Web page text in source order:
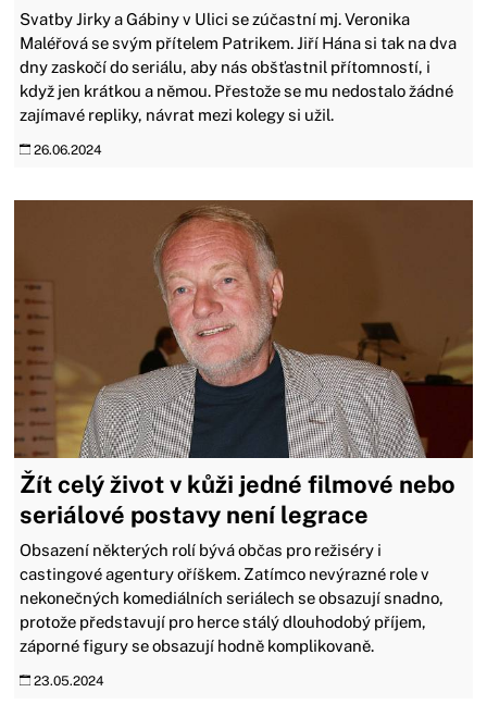
Svatby Jirky a Gábiny v Ulici se zúčastní mj. Veronika
Maléřová se svým přítelem Patrikem. Jiří Hána si tak na dva
dny zaskočí do seriálu, aby nás obšťastnil přítomností, i
když jen krátkou a němou. Přestože se mu nedostalo žádné
zajímavé repliky, návrat mezi kolegy si užil.
26.06.2024
Žít celý život v kůži jedné filmové nebo
seriálové postavy není legrace
Obsazení některých rolí bývá občas pro režiséry i
castingové agentury oříškem. Zatímco nevýrazné role v
nekonečných komediálních seriálech se obsazují snadno,
protože představují pro herce stálý dlouhodobý příjem,
záporné figury se obsazují hodně komplikovaně.
23.05.2024